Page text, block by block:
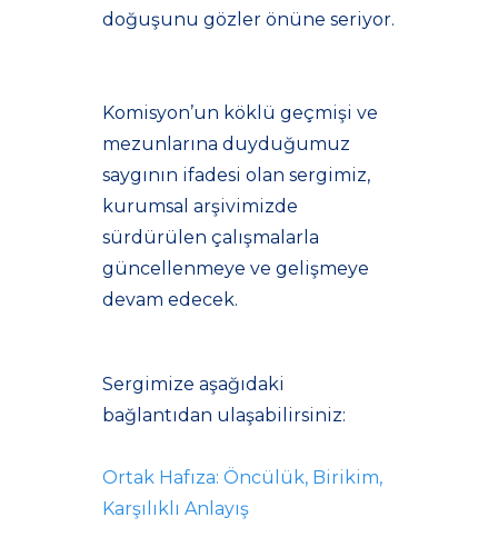
doğuşunu gözler önüne seriyor.
Komisyon’un köklü geçmişi ve
mezunlarına duyduğumuz
saygının ifadesi olan sergimiz,
kurumsal arşivimizde
sürdürülen çalışmalarla
güncellenmeye ve gelişmeye
devam edecek.
Sergimize aşağıdaki
bağlantıdan ulaşabilirsiniz:
Ortak Hafıza: Öncülük, Birikim,
Karşılıklı Anlayış